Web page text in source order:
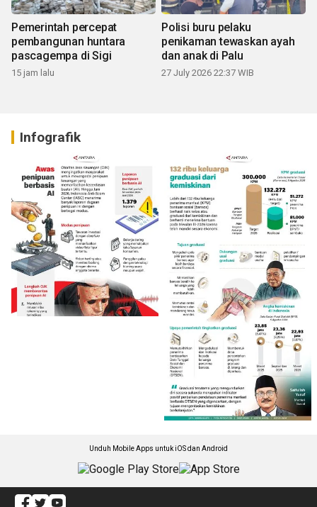
Pemerintah percepat
pembangunan huntara
pascagempa di Sigi
15 jam lalu
Polisi buru pelaku
penikaman tewaskan ayah
dan anak di Palu
27 July 2026 22:37 WIB
Infografik
Unduh Mobile Apps untuk iOS dan Android